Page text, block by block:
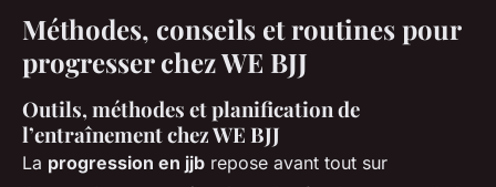
Méthodes, conseils et routines pour
progresser chez WE BJJ
Outils, méthodes et planification de
l’entraînement chez WE BJJ
La progression en jjb repose avant tout sur